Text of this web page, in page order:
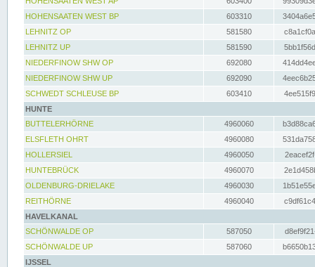
HOHENSAATEN WEST BP
603310
LEHNITZ OP
581580
LEHNITZ UP
581590
NIEDERFINOW SHW OP
692080
NIEDERFINOW SHW UP
692090
SCHWEDT SCHLEUSE BP
603410
HUNTE
BUTTELERHÖRNE
4960060
ELSFLETH OHRT
4960080
HOLLERSIEL
4960050
HUNTEBRÜCK
4960070
OLDENBURG-DRIELAKE
4960030
REITHÖRNE
4960040
HAVELKANAL
SCHÖNWALDE OP
587050
SCHÖNWALDE UP
587060
IJSSEL